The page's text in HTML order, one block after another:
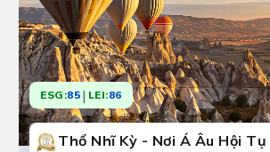
ESG:85 | LEI:86
Thổ Nhĩ Kỳ - Nơi Á Âu Hội Tụ